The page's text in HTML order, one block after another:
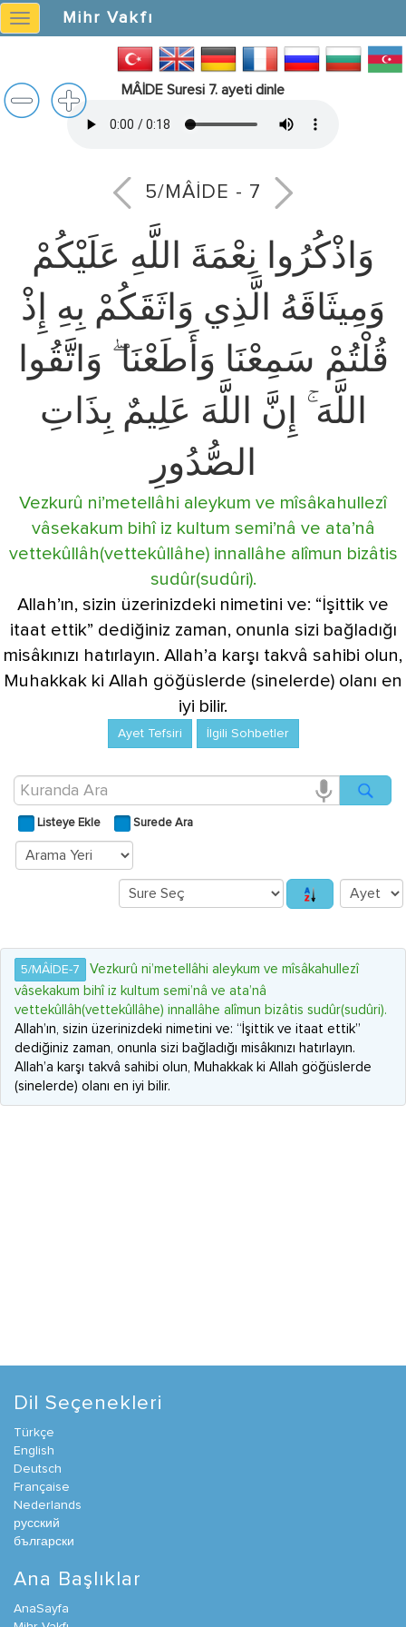
Mihr
Vakfı
Mihr Vakfı
MÂİDE Suresi 7. ayeti dinle
5/MÂİDE - 7
وَاذْكُرُوا نِعْمَةَ اللَّهِ عَلَيْكُمْ
وَمِيثَاقَهُ الَّذِي وَاثَقَكُمْ بِهِ إِذْ
قُلْتُمْ سَمِعْنَا وَأَطَعْنَا ۖ وَاتَّقُوا
اللَّهَ ۚ إِنَّ اللَّهَ عَلِيمٌ بِذَاتِ
الصُّدُورِ
Vezkurû ni’metellâhi aleykum ve mîsâkahullezî
vâsekakum bihî iz kultum semi’nâ ve ata’nâ
vettekûllâh(vettekûllâhe) innallâhe alîmun bizâtis
sudûr(sudûri).
Allah’ın, sizin üzerinizdeki nimetini ve: “İşittik ve
itaat ettik” dediğiniz zaman, onunla sizi bağladığı
misâkınızı hatırlayın. Allah’a karşı takvâ sahibi olun,
Muhakkak ki Allah göğüslerde (sinelerde) olanı en
iyi bilir.
Ayet Tefsiri İlgili Sohbetler
Listeye Ekle Surede Ara
5/MÂİDE-7
Vezkurû ni’metellâhi aleykum ve mîsâkahullezî
vâsekakum bihî iz kultum semi’nâ ve ata’nâ
vettekûllâh(vettekûllâhe) innallâhe alîmun bizâtis sudûr(sudûri).
Allah’ın, sizin üzerinizdeki nimetini ve: “İşittik ve itaat ettik”
dediğiniz zaman, onunla sizi bağladığı misâkınızı hatırlayın.
Allah’a karşı takvâ sahibi olun, Muhakkak ki Allah göğüslerde
(sinelerde) olanı en iyi bilir.
Dil Seçenekleri
Türkçe
English
Deutsch
Française
Nederlands
русский
български
Ana Başlıklar
AnaSayfa